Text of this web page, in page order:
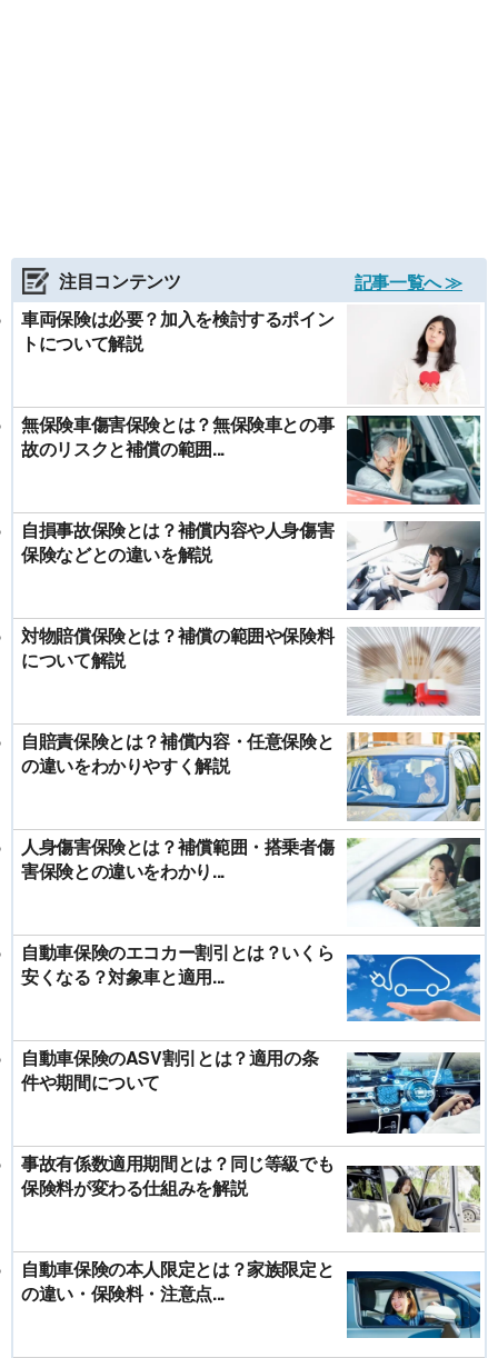
注目コンテンツ
記事一覧へ ≫
車両保険は必要？加入を検討するポイン
トについて解説
無保険車傷害保険とは？無保険車との事
故のリスクと補償の範囲...
自損事故保険とは？補償内容や人身傷害
保険などとの違いを解説
対物賠償保険とは？補償の範囲や保険料
について解説
自賠責保険とは？補償内容・任意保険と
の違いをわかりやすく解説
人身傷害保険とは？補償範囲・搭乗者傷
害保険との違いをわかり...
自動車保険のエコカー割引とは？いくら
安くなる？対象車と適用...
自動車保険のASV割引とは？適用の条
件や期間について
事故有係数適用期間とは？同じ等級でも
保険料が変わる仕組みを解説
自動車保険の本人限定とは？家族限定と
の違い・保険料・注意点...